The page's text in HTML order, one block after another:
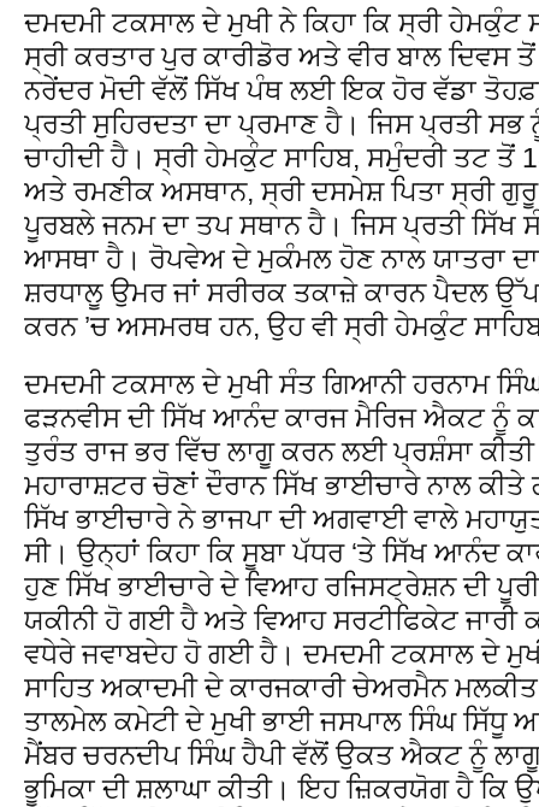
ਦਮਦਮੀ ਟਕਸਾਲ ਦੇ ਮੁਖੀ ਨੇ ਕਿਹਾ ਕਿ ਸ੍ਰੀ
ਸ੍ਰੀ ਕਰਤਾਰ ਪੁਰ ਕਾਰੀਡੋਰ ਅਤੇ ਵੀਰ ਬਾਲ ਦਿਵਸ
ਨਰੇਂਦਰ ਮੋਦੀ ਵੱਲੋਂ ਸਿੱਖ ਪੰਥ ਲਈ ਇਕ ਹੋਰ ਵੱਡਾ
ਪ੍ਰਤੀ ਸੁਹਿਰਦਤਾ ਦਾ ਪ੍ਰਮਾਣ ਹੈ। ਜਿਸ ਪ੍ਰਤੀ
ਚਾਹੀਦੀ ਹੈ। ਸ੍ਰੀ ਹੇਮਕੁੰਟ ਸਾਹਿਬ, ਸਮੁੰਦਰੀ ਤਟ ਤੋਂ
ਅਤੇ ਰਮਣੀਕ ਅਸਥਾਨ, ਸ੍ਰੀ ਦਸਮੇਸ਼ ਪਿਤਾ ਸ੍ਰੀ ਗੁਰੂ
ਪੂਰਬਲੇ ਜਨਮ ਦਾ ਤਪ ਸਥਾਨ ਹੈ। ਜਿਸ ਪ੍ਰਤੀ ਸਿੱਖ
ਆਸਥਾ ਹੈ। ਰੋਪਵੇਅ ਦੇ ਮੁਕੰਮਲ ਹੋਣ ਨਾਲ ਯਾਤਰਾ
ਸ਼ਰਧਾਲੂ ਉਮਰ ਜਾਂ ਸਰੀਰਕ ਤਕਾਜ਼ੇ ਕਾਰਨ ਪੈਦਲ
ਕਰਨ ’ਚ ਅਸਮਰਥ ਹਨ, ਉਹ ਵੀ ਸ੍ਰੀ ਹੇਮਕੁੰਟ
ਦਮਦਮੀ ਟਕਸਾਲ ਦੇ ਮੁਖੀ ਸੰਤ ਗਿਆਨੀ ਹਰਨਾਮ
ਫੜਨਵੀਸ ਦੀ ਸਿੱਖ ਆਨੰਦ ਕਾਰਜ ਮੈਰਿਜ ਐਕਟ ਨੂੰ
ਤੁਰੰਤ ਰਾਜ ਭਰ ਵਿੱਚ ਲਾਗੂ ਕਰਨ ਲਈ ਪ੍ਰਸ਼ੰਸਾ
ਮਹਾਰਾਸ਼ਟਰ ਚੋਣਾਂ ਦੌਰਾਨ ਸਿੱਖ ਭਾਈਚਾਰੇ ਨਾਲ
ਸਿੱਖ ਭਾਈਚਾਰੇ ਨੇ ਭਾਜਪਾ ਦੀ ਅਗਵਾਈ ਵਾਲੇ
ਸੀ। ਉਨ੍ਹਾਂ ਕਿਹਾ ਕਿ ਸੂਬਾ ਪੱਧਰ ‘ਤੇ ਸਿੱਖ ਆਨੰਦ
ਹੁਣ ਸਿੱਖ ਭਾਈਚਾਰੇ ਦੇ ਵਿਆਹ ਰਜਿਸਟ੍ਰੇਸ਼ਨ ਦੀ
ਯਕੀਨੀ ਹੋ ਗਈ ਹੈ ਅਤੇ ਵਿਆਹ ਸਰਟੀਫਿਕੇਟ
ਵਧੇਰੇ ਜਵਾਬਦੇਹ ਹੋ ਗਈ ਹੈ। ਦਮਦਮੀ ਟਕਸਾਲ ਦੇ
ਸਾਹਿਤ ਅਕਾਦਮੀ ਦੇ ਕਾਰਜਕਾਰੀ ਚੇਅਰਮੈਨ
ਤਾਲਮੇਲ ਕਮੇਟੀ ਦੇ ਮੁਖੀ ਭਾਈ ਜਸਪਾਲ ਸਿੰਘ ਸਿੱਧੂ
ਮੈਂਬਰ ਚਰਨਦੀਪ ਸਿੰਘ ਹੈਪੀ ਵੱਲੋਂ ਉਕਤ ਐਕਟ ਨੂੰ
ਭੂਮਿਕਾ ਦੀ ਸ਼ਲਾਘਾ ਕੀਤੀ। ਇਹ ਜ਼ਿਕਰਯੋਗ ਹੈ